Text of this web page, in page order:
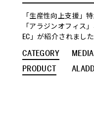
「生産性向上支援」
「アラジンオフィス
EC」が紹介されました
CATEGORY
MEDIA
PRODUCT